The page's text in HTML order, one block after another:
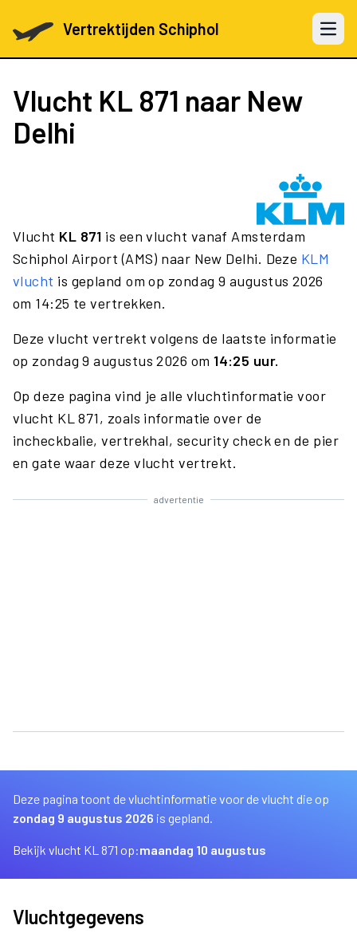
Vertrektijden Schiphol Open
Vlucht KL 871 naar New
Delhi
Vlucht KL 871 is een vlucht vanaf Amsterdam
Schiphol Airport (AMS) naar New Delhi. Deze KLM
vlucht is gepland om op zondag 9 augustus 2026
om 14:25 te vertrekken.
Deze vlucht vertrekt volgens de laatste informatie
op zondag 9 augustus 2026 om14:25 uur.
Op deze pagina vind je alle vluchtinformatie voor
vlucht KL 871, zoals informatie over de
incheckbalie, vertrekhal, security check en de pier
en gate waar deze vlucht vertrekt.
advertentie
Deze pagina toont de vluchtinformatie voor de vlucht die op
zondag 9 augustus 2026 is gepland.
Bekijk vlucht KL 871 op:maandag 10 augustus
Vluchtgegevens